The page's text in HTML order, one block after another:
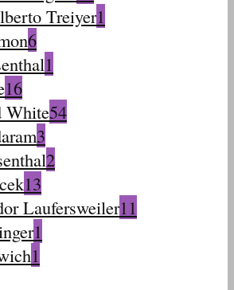
Treiyer1
6
1
16
White54
3
2
13
Laufersweiler11
1
1